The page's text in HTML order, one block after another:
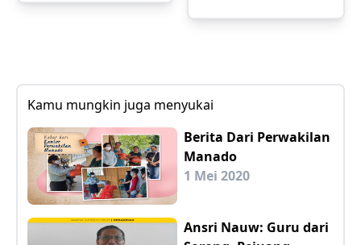
Kamu mungkin juga menyukai
Berita Dari Perwakilan
Manado
1 Mei 2020
Ansri Nauw: Guru dari